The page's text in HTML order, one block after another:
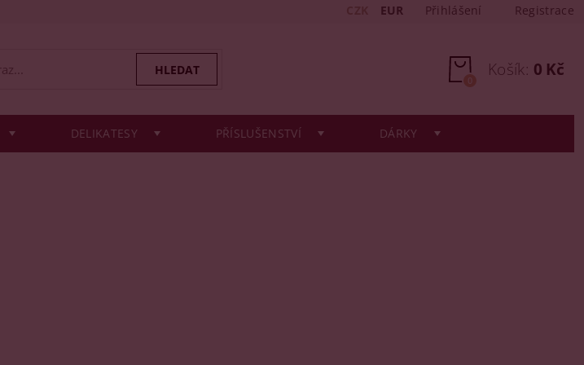
EUR Přihlášení Registrace
Košík: 0 Kč
0
DELIKATESY PŘÍSLUŠENSTVÍ DÁRKY